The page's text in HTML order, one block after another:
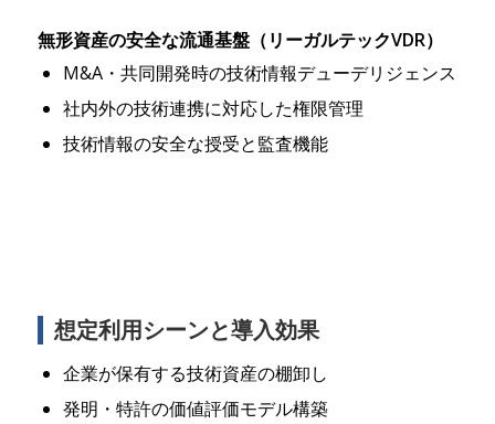
無形資産の安全な流通基盤（リーガルテックVDR）
M&A・共同開発時の技術情報デューデリジェンス
社内外の技術連携に対応した権限管理
技術情報の安全な授受と監査機能
想定利用シーンと導入効果
企業が保有する技術資産の棚卸し
発明・特許の価値評価モデル構築